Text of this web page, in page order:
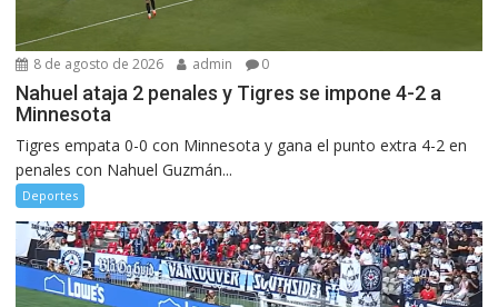
8 de agosto de 2026 admin 0
Nahuel ataja 2 penales y Tigres se impone 4-2 a
Minnesota
Tigres empata 0-0 con Minnesota y gana el punto extra 4-2 en
penales con Nahuel Guzmán...
Deportes